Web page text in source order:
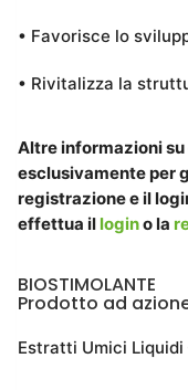
• Favorisce lo
• Rivitalizza la
Altre informazioni
esclusivamente per
registrazione e il
effettua il logino la
BIOSTIMOLANTE
Prodotto ad
Estratti Umici